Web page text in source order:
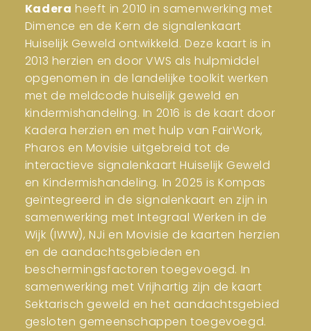
Kadera heeft in 2010 in samenwerking met
Dimence en de Kern de signalenkaart
Huiselijk Geweld ontwikkeld. Deze kaart is in
2013 herzien en door VWS als hulpmiddel
opgenomen in de landelijke toolkit werken
met de meldcode huiselijk geweld en
kindermishandeling. In 2016 is de kaart door
Kadera herzien en met hulp van FairWork,
Pharos en Movisie uitgebreid tot de
interactieve signalenkaart Huiselijk Geweld
en Kindermishandeling. In 2025 is Kompas
geïntegreerd in de signalenkaart en zijn in
samenwerking met Integraal Werken in de
Wijk (IWW), NJi en Movisie de kaarten herzien
en de aandachtsgebieden en
beschermingsfactoren toegevoegd. In
samenwerking met Vrijhartig zijn de kaart
Sektarisch geweld en het aandachtsgebied
gesloten gemeenschappen toegevoegd.